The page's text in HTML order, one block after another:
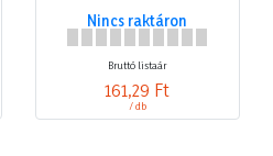
Nincs raktáron
Bruttó listaár
161,29 Ft
/ db